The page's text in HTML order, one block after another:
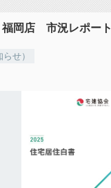
福岡店 市況レポート
せ）